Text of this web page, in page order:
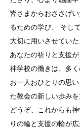
皆さまからおささげ
るための学び、 そし
大切に用いさせていた
あなたの祈りと支援
神学校の働きは、多
お一人おひとりの思
た教会の新しい歩み
どうぞ、これからも
りの輪と支援の輪が
学校案内
学科案内
入学案内
マガジン